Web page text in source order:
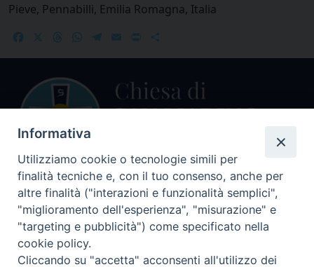
Pieve, Pennabilli, Emilia Romagna, Italia
FacebookThreadsWhatsApp
Telegram
EmailPrint
Centralino Curia Vescovile
0541 913711
Indirizzo
47864 PENNABILLI (RN)
Informativa
Utilizziamo cookie o tecnologie simili per
finalità tecniche e, con il tuo consenso, anche per
altre finalità ("interazioni e funzionalità semplici",
"miglioramento dell'esperienza", "misurazione" e
"targeting e pubblicità") come specificato nella
cookie policy.
Cliccando su "accetta" acconsenti all'utilizzo dei